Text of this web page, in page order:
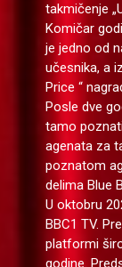
takmičenje
Komičar
je jedno od
učesnika, a
Price “
Posle dve
tamo
agenata za
poznatom
delima Blue
U oktobru
BBC1 TV.
platformi
godine.